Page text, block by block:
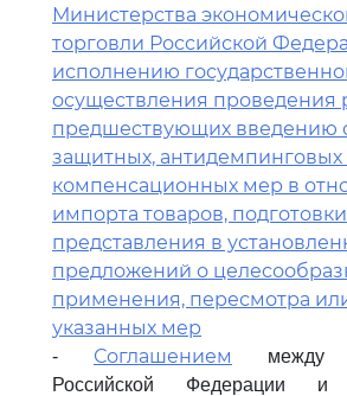
Министерства
торговли Российской
исполнению
осуществления проведения
предшествующих введению
защитных, антидемпинговых
компенсационных мер в
импорта товаров,
представления в
предложений о
применения, пересмотра
указанных мер
- Соглашением
между
Российской Федерации и